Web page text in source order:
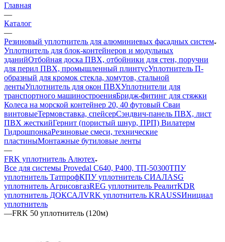
Главная
—
Каталог
—
Резиновый уплотнитель для алюминиевых фасадных систем
Уплотнитель для блок-контейнеров и модульных
зданийОтбойная доска ПВХ, отбойники для стен, поручни
для перил ПВХ, промышленный плинтусУплотнитель П-
образный для кромок стекла, хомутов, стальной
лентыУплотнитель для окон ПВХУплотнители для
транспортного машиностроенияБридж-фитинг для стяжки
Колеса на морской контейнер 20, 40 футовый Сваи
винтовыеТермовставка, спейсерСэндвич-панель ПВХ, лист
ПВХ жесткийГернит (пористый шнур, ПРП) Вилатерм
ГидрошпонкаРезиновые смеси, технические
пластиныМонтажные бутиловые ленты
—
FRK уплотнитель Алютех
Все для системы Provedal С640, Р400, ТП-50300ТПУ
уплотнитель ТатпрофКПУ уплотнитель СИАЛASG
уплотнитель АгрисовгазREG уплотнитель РеалитKDR
уплотнитель ДОКСАЛVRK уплотнитель KRAUSSИнициал
уплотнитель
—FRK 50 уплотнитель (120м)